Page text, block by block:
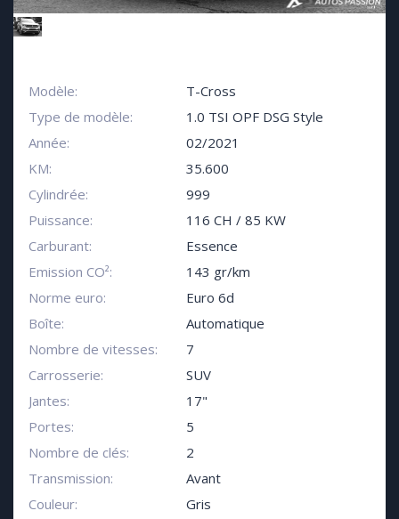
Modèle:
T-Cross
Type de modèle:
1.0 TSI OPF DSG Style
Année:
02/2021
KM:
35.600
Cylindrée:
999
Puissance:
116 CH / 85 KW
Carburant:
Essence
Emission CO²:
143 gr/km
Norme euro:
Euro 6d
Boîte:
Automatique
Nombre de vitesses:
7
Carrosserie:
SUV
Jantes:
17"
Portes:
5
Nombre de clés:
2
Transmission:
Avant
Couleur:
Gris